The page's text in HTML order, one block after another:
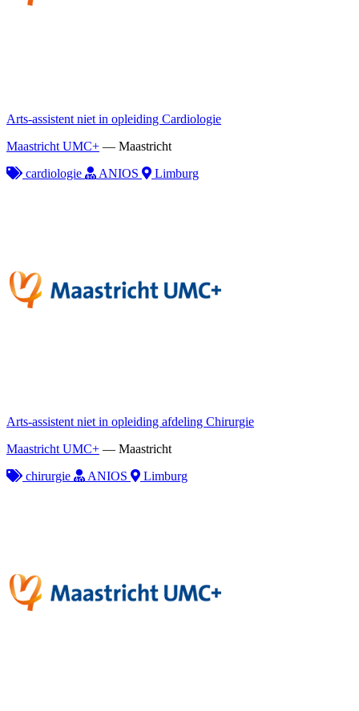
Arts-assistent niet in opleiding Cardiologie
Maastricht UMC+ — Maastricht
cardiologie
ANIOS Limburg
Arts-assistent niet in opleiding afdeling Chirurgie
Maastricht UMC+ — Maastricht
chirurgie
ANIOS Limburg